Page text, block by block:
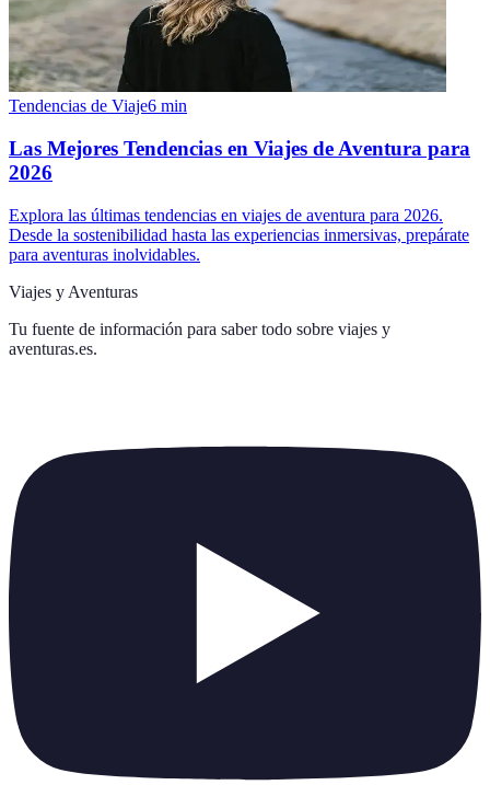
Tendencias de Viaje6 min
Las Mejores Tendencias en Viajes de Aventura para
2026
Explora las últimas tendencias en viajes de aventura para 2026.
Desde la sostenibilidad hasta las experiencias inmersivas, prepárate
para aventuras inolvidables.
Viajes y Aventuras
Tu fuente de información para saber todo sobre viajes y
aventuras.es.